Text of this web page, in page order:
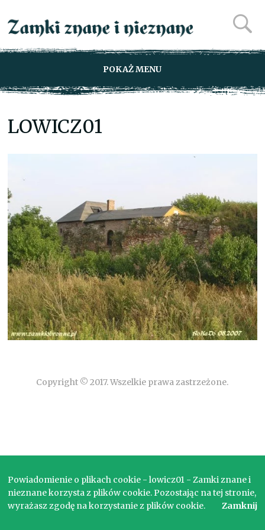
POKAŻ MENU
LOWICZ01
Copyright © 2017. Wszelkie prawa zastrzeżone.
Powiadomienie o plikach cookie - lowicz01 - Zamki znane i
nieznane korzysta z plików cookie. Pozostając na tej stronie,
wyrażasz zgodę na korzystanie z plików cookie.
Zamknij